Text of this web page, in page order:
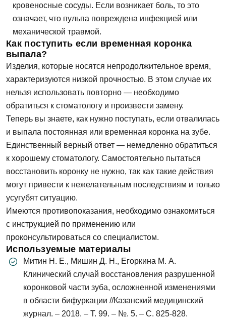
кровеносные сосуды. Если возникает боль, то это
означает, что пульпа повреждена инфекцией или
механической травмой.
Как поступить если временная коронка
выпала?
Изделия, которые носятся непродолжительное время,
характеризуются низкой прочностью. В этом случае их
нельзя использовать повторно — необходимо
обратиться к стоматологу и произвести замену.
Теперь вы знаете, как нужно поступать, если отвалилась
и выпала постоянная или временная коронка на зубе.
Единственный верный ответ — немедленно обратиться
к хорошему стоматологу. Самостоятельно пытаться
восстановить коронку не нужно, так как такие действия
могут привести к нежелательным последствиям и только
усугубят ситуацию.
Имеются противопоказания, необходимо ознакомиться
с инструкцией по применению или
проконсультироваться со специалистом.
Используемые материалы
Митин Н. Е., Мишин Д. Н., Егоркина М. А.
Клинический случай восстановления разрушенной
коронковой части зуба, осложненной изменениями
в области бифуркации //Казанский медицинский
журнал. – 2018. – Т. 99. – №. 5. – С. 825-828.